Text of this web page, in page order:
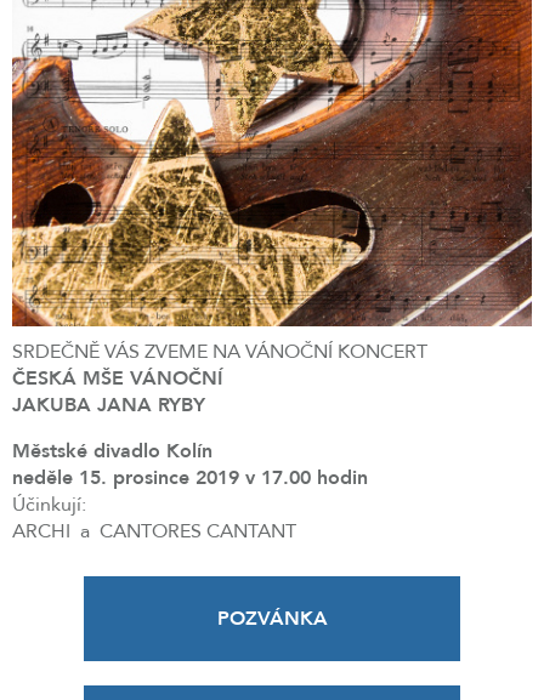
SRDEČNĚ VÁS ZVEME NA VÁNOČNÍ KONCERT
ČESKÁ MŠE VÁNOČNÍ
JAKUBA JANA RYBY
Městské divadlo Kolín
neděle 15. prosince 2019 v 17.00 hodin
Účinkují:
ARCHI a CANTORES CANTANT
POZVÁNKA